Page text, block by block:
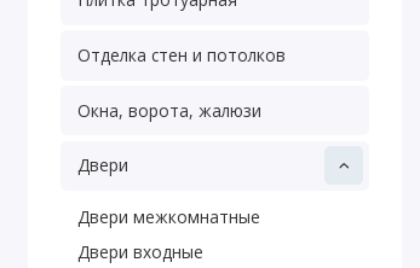
Отделка стен и потолков
Окна, ворота, жалюзи
Двери
Двери межкомнатные
Двери входные